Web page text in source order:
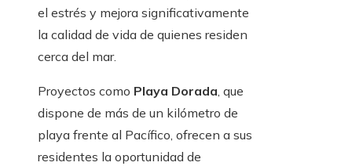
el estrés y mejora significativamente
la calidad de vida de quienes residen
cerca del mar.
Proyectos como Playa Dorada, que
dispone de más de un kilómetro de
playa frente al Pacífico, ofrecen a sus
residentes la oportunidad de